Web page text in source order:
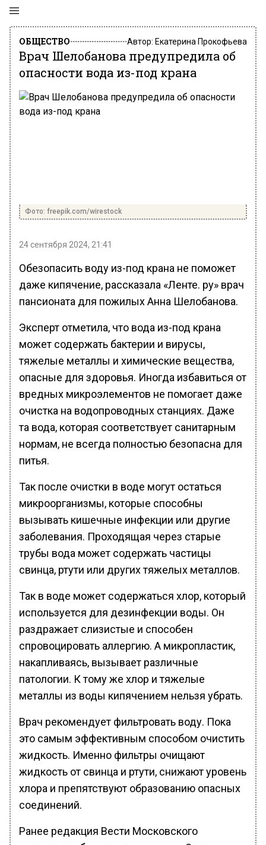
ОБЩЕСТВО Автор: Екатерина Прокофьева
Врач Шелобанова предупредила об
опасности вода из-под крана
Фото: freepik.com/wirestock
24 сентября 2024, 21:41
Обезопасить воду из-под крана не поможет
даже кипячение, рассказала «Ленте. ру» врач
пансионата для пожилых Анна Шелобанова.
Эксперт отметила, что вода из-под крана
может содержать бактерии и вирусы,
тяжелые металлы и химические вещества,
опасные для здоровья. Иногда избавиться от
вредных микроэлементов не помогает даже
очистка на водопроводных станциях. Даже
та вода, которая соответствует санитарным
нормам, не всегда полностью безопасна для
питья.
Так после очистки в воде могут остаться
микроорганизмы, которые способны
вызывать кишечные инфекции или другие
заболевания. Проходящая через старые
трубы вода может содержать частицы
свинца, ртути или других тяжелых металлов.
Так в воде может содержаться хлор, который
используется для дезинфекции воды. Он
раздражает слизистые и способен
спровоцировать аллергию. А микропластик,
накапливаясь, вызывает различные
патологии. К тому же хлор и тяжелые
металлы из воды кипячением нельзя убрать.
Врач рекомендует фильтровать воду. Пока
это самым эффективным способом очистить
жидкость. Именно фильтры очищают
жидкость от свинца и ртути, снижают уровень
хлора и препятствуют образованию опасных
соединений.
Ранее редакция Вести Московского